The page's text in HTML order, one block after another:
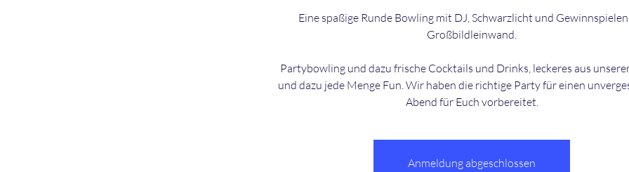
Eine spaßige Runde Bowling mit DJ, Schwarzlicht und
Großbildleinwand.
Partybowling und dazu frische Cocktails und Drinks, leckeres aus
und dazu jede Menge Fun. Wir haben die richtige Party für einen
Abend für Euch vorbereitet.
Anmeldung abgeschlossen